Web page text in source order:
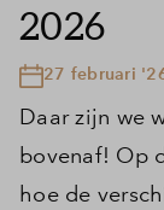
2026
27 februari
Daar zijn we
bovenaf! Op
hoe de